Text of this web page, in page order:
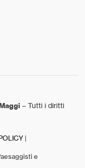
– Tutti i diritti
e